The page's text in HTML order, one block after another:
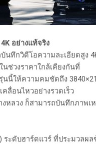
4K อย่างแท้จริง
ทึกวิดีโอความละเอียดสูง
ช่วงราคาใกล้เคียงกันที่
ให้ความคมชัดถึง
ลื่อนไหวอย่างรวดเร็ว
หลวง ก็สามารถบันทึกภาพ
ระดับฮาร์ดแวร์ ที่ประมวลผ